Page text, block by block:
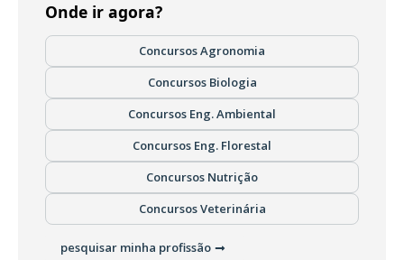
Onde ir agora?
Concursos Agronomia
Concursos Biologia
Concursos Eng. Ambiental
Concursos Eng. Florestal
Concursos Nutrição
Concursos Veterinária
pesquisar minha profissão